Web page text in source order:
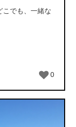
こでも、一緒な
0